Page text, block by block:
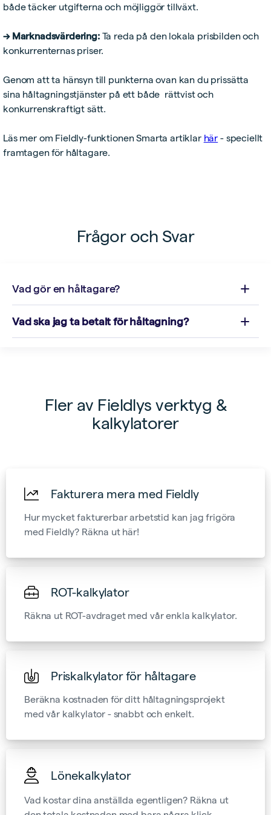
både täcker utgifterna och möjliggör tillväxt.
→ Marknadsvärdering:Ta reda på den lokala prisbilden och
konkurrenternas priser.
Genom att ta hänsyn till punkterna ovan kan du prissätta
sina håltagningstjänster på ett både rättvist och
konkurrenskraftigt sätt.
Läs mer om Fieldly-funktionen Smarta artiklar här - speciellt
framtagen för håltagare.
Frågor och Svar
Vad gör en håltagare?
Vad ska jag ta betalt för håltagning?
Fler av Fieldlys verktyg &
kalkylatorer
Fakturera mera med Fieldly
Hur mycket fakturerbar arbetstid kan jag frigöra
med Fieldly? Räkna ut här!
ROT-kalkylator
Räkna ut ROT-avdraget med vår enkla kalkylator.
Priskalkylator för håltagare
Beräkna kostnaden för ditt håltagningsprojekt
med vår kalkylator - snabbt och enkelt.
Lönekalkylator
Vad kostar dina anställda egentligen? Räkna ut